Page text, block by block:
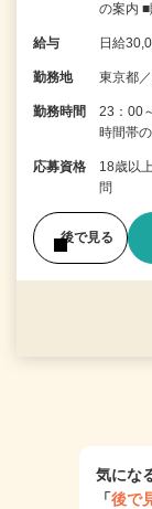
の案内
給与 日給
勤務地 東京都
勤務時間
23：00
時間帯
応募資格
18歳以
問
後で見る
気にな
「後で